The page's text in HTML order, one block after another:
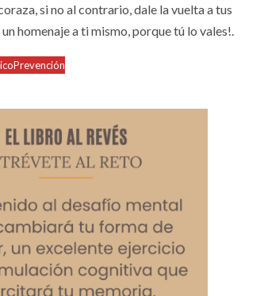
si no al contrario, dale la vuelta a tus
homenaje a ti mismo, porque tú lo vales!.